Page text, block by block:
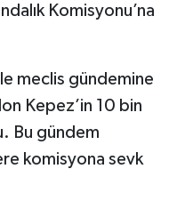
Komisyonu’na
meclis gündemine
Kepez’in 10 bin
Bu gündem
komisyona sevk